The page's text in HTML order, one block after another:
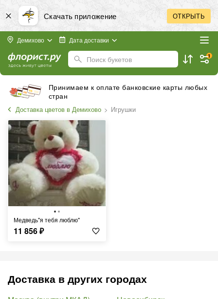
Скачать приложение ОТКРЫТЬ
Демихово Дата доставки
Поиск букетов 1
Принимаем к оплате банковские карты любых
стран
Доставка цветов в Демихово Игрушки
Медведь"я тебя люблю"
11 856₽
Доставка в других городах